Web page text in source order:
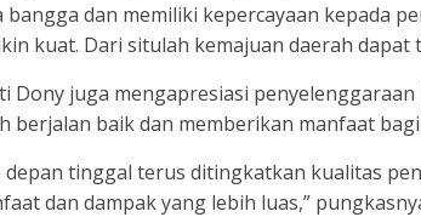
bangga dan memiliki kepercayaan kepada
kuat. Dari situlah kemajuan daerah dapat
Dony juga mengapresiasi
berjalan baik dan memberikan manfaat
depan tinggal terus ditingkatkan kualitas
dan dampak yang lebih luas,”